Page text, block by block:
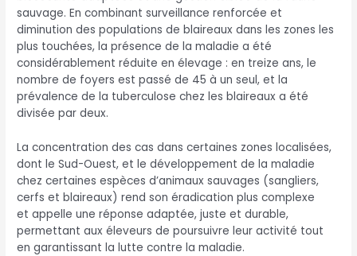
sauvage. En combinant surveillance renforcée et
diminution des populations de blaireaux dans les zones les
plus touchées, la présence de la maladie a été
considérablement réduite en élevage : en treize ans, le
nombre de foyers est passé de 45 à un seul, et la
prévalence de la tuberculose chez les blaireaux a été
divisée par deux.
La concentration des cas dans certaines zones localisées,
dont le Sud-Ouest, et le développement de la maladie
chez certaines espèces d’animaux sauvages (sangliers,
cerfs et blaireaux) rend son éradication plus complexe
et appelle une réponse adaptée, juste et durable,
permettant aux éleveurs de poursuivre leur activité tout
en garantissant la lutte contre la maladie.